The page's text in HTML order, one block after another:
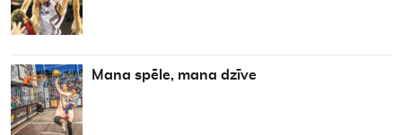
Mana spēle, mana dzīve